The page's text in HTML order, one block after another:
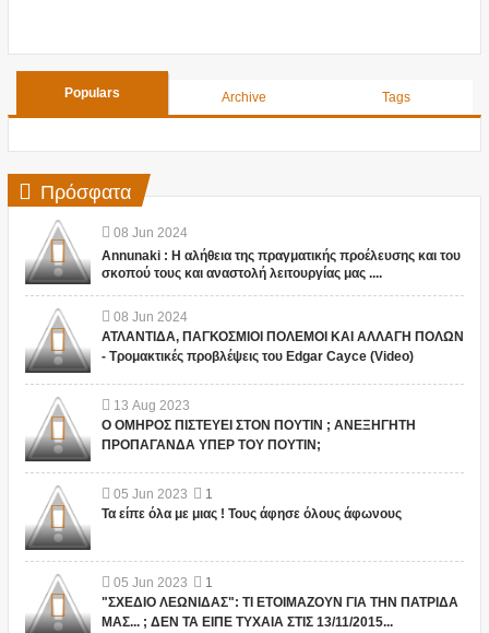
Populars Archive Tags
Πρόσφατα
08 Jun 2024
Annunaki : Η αλήθεια της πραγματικής προέλευσης και του
σκοπού τους και αναστολή λειτουργίας μας ....
08 Jun 2024
ΑΤΛΑΝΤΙΔΑ, ΠΑΓΚΟΣΜΙΟΙ ΠΟΛΕΜΟΙ ΚΑΙ ΑΛΛΑΓΗ ΠΟΛΩΝ
- Τρομακτικές προβλέψεις του Edgar Cayce (Video)
13 Aug 2023
Ο ΟΜΗΡΟΣ ΠΙΣΤΕΥΕΙ ΣΤΟΝ ΠΟΥΤΙΝ ; ΑΝΕΞΗΓΗΤΗ
ΠΡΟΠΑΓΑΝΔΑ ΥΠΕΡ ΤΟΥ ΠΟΥΤΙΝ;
05 Jun 2023
1
Τα είπε όλα με μιας ! Τους άφησε όλους άφωνους
05 Jun 2023
1
"ΣΧΕΔΙΟ ΛΕΩΝΙΔΑΣ": ΤΙ ΕΤΟΙΜΑΖΟΥΝ ΓΙΑ ΤΗΝ ΠΑΤΡΙΔΑ
ΜΑΣ... ; ΔΕΝ ΤΑ ΕΙΠΕ ΤΥΧΑΙΑ ΣΤΙΣ 13/11/2015...